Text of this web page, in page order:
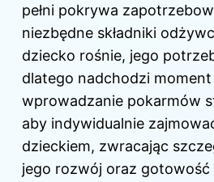
pełni pokrywa
niezbędne składniki
dziecko rośnie, jego
dlatego nadchodzi
wprowadzanie pokarmów
aby indywidualnie
dzieckiem, zwracając
jego rozwój oraz